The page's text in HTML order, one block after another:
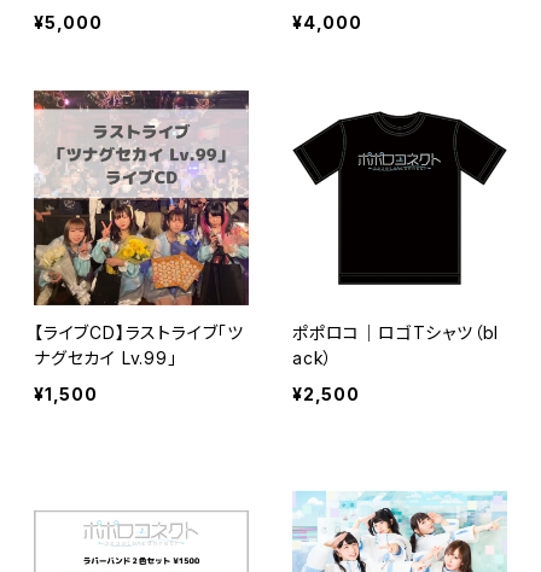
99」
¥5,000
¥4,000
【ライブCD】ラストライブ「ツ
ナグセカイ Lv.99」
¥1,500
ポポロコ｜ロゴTシャツ（bl
ack）
¥2,500